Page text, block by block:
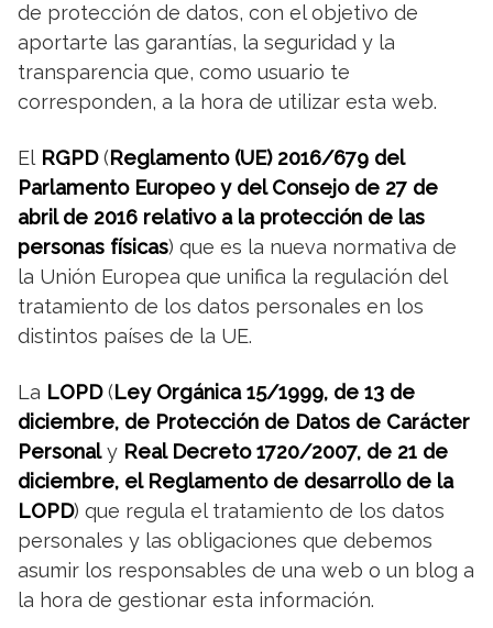
de protección de datos, con el objetivo de
aportarte las garantías, la seguridad y la
transparencia que, como usuario te
corresponden, a la hora de utilizar esta web.
El RGPD(Reglamento (UE) 2016/679 del
Parlamento Europeo y del Consejo de 27 de
abril de 2016 relativo a la protección de las
personas físicas) que es la nueva normativa de
la Unión Europea que unifica la regulación del
tratamiento de los datos personales en los
distintos países de la UE.
La LOPD(Ley Orgánica 15/1999, de 13 de
diciembre, de Protección de Datos de Carácter
Personaly Real Decreto 1720/2007, de 21 de
diciembre, el Reglamento de desarrollo de la
LOPD) que regula el tratamiento de los datos
personales y las obligaciones que debemos
asumir los responsables de una web o un blog a
la hora de gestionar esta información.